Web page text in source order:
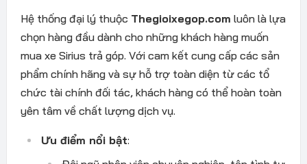
Hệ thống đại lý thuộc Thegioixegop.com luôn là lựa
chọn hàng đầu dành cho những khách hàng muốn
mua xe Sirius trả góp. Với cam kết cung cấp các sản
phẩm chính hãng và sự hỗ trợ toàn diện từ các tổ
chức tài chính đối tác, khách hàng có thể hoàn toàn
yên tâm về chất lượng dịch vụ.
Ưu điểm nổi bật: